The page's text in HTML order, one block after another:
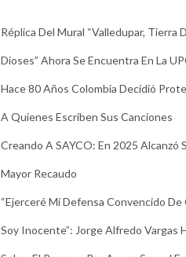
Réplica Del Mural “Valledupar, Tierra
Dioses” Ahora Se Encuentra En La
Hace 80 Años Colombia Decidió
A Quienes Escriben Sus Canciones
Creando A SAYCO: En 2025 Alcanzó
Mayor Recaudo
“Ejerceré Mi Defensa Convencido De
Soy Inocente”: Jorge Alfredo Vargas